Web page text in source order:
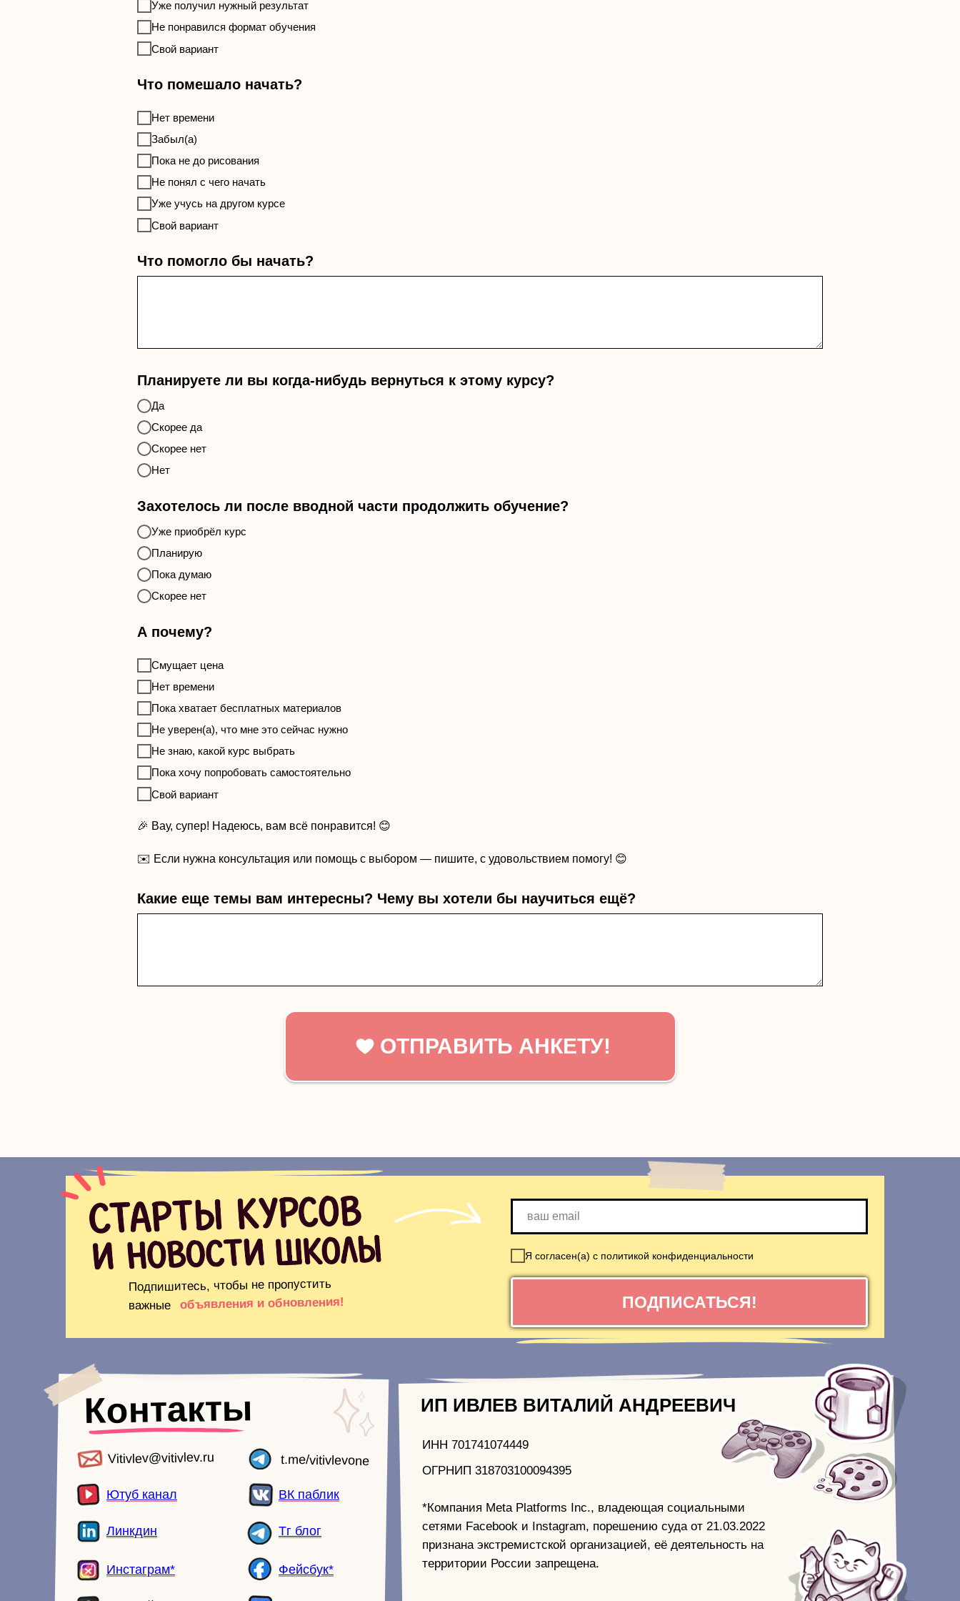
Уже получил нужный результат
Не понравился формат обучения
Свой вариант
Что помешало начать?
Нет времени
Забыл(а)
Пока не до рисования
Не понял с чего начать
Уже учусь на другом курсе
Свой вариант
Что помогло бы начать?
Планируете ли вы когда-нибудь вернуться к этому курсу?
Да
Скорее да
Скорее нет
Нет
Захотелось ли после вводной части продолжить обучение?
Уже приобрёл курс
Планирую
Пока думаю
Скорее нет
А почему?
Смущает цена
Нет времени
Пока хватает бесплатных материалов
Не уверен(а), что мне это сейчас нужно
Не знаю, какой курс выбрать
Пока хочу попробовать самостоятельно
Свой вариант
🎉 Вау, супер! Надеюсь, вам всё понравится! 😊
✉️ Если нужна консультация или помощь с выбором — пишите, с удовольствием помогу! 😊
Какие еще темы вам интересны? Чему вы хотели бы научиться ещё?
ОТПРАВИТЬ АНКЕТУ!
Я согласен(а) с политикой конфиденциальности
ПОДПИСАТЬСЯ!
Подпишитесь, чтобы не пропустить
важные объявления и обновления!
Ютуб канал
Тг блог
Линкдин
Фейсбук*
ВК паблик
Инстаграм*
ИП ИВЛЕВ ВИТАЛИЙ АНДРЕЕВИЧ
ИНН 701741074449
ОГРНИП 318703100094395
Контакты
t.me/vitivlevone
Vitivlev@vitivlev.ru
*Компания Meta Platforms Inc., владеющая социальными
сетями Facebook и Instagram, порешению суда от 21.03.2022
признана экстремистской организацией, её деятельность на
территории России запрещена.